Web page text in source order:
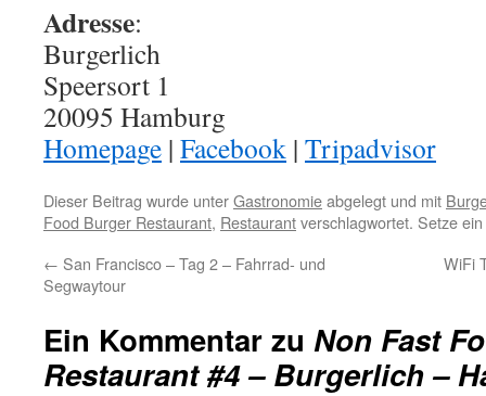
Adresse:
Burgerlich
Speersort 1
20095 Hamburg
Homepage | Facebook | Tripadvisor
Dieser Beitrag wurde unterGastronomieabgelegt und mit
Food Burger Restaurant, Restaurantverschlagwortet. Setze
← San Francisco – Tag 2 – Fahrrad- und
Segwaytour
WiFi
Ein Kommentar zu Non Fast
Restaurant #4 – Burgerlich –